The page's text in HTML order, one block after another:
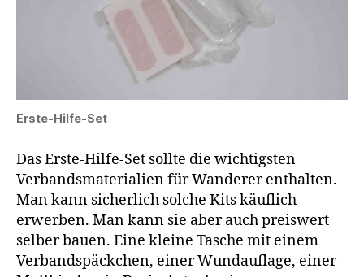
Erste-Hilfe-Set
Das Erste-Hilfe-Set sollte die wichtigsten
Verbandsmaterialien für Wanderer enthalten.
Man kann sicherlich solche Kits käuflich
erwerben. Man kann sie aber auch preiswert
selber bauen. Eine kleine Tasche mit einem
Verbandspäckchen, einer Wundauflage, einer